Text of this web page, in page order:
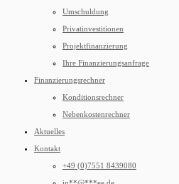
Umschuldung
Privatinvestitionen
Projektfinanzierung
Ihre Finanzierungsanfrage
Finanzierungsrechner
Konditionsrechner
Nebenkostenrechner
Aktuelles
Kontakt
+49 (0)7551 8439080